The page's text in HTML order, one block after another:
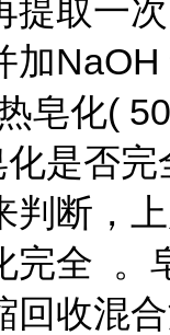
提取一
加NaOH
皂化(
是否完
判断，
完全 。
回收混